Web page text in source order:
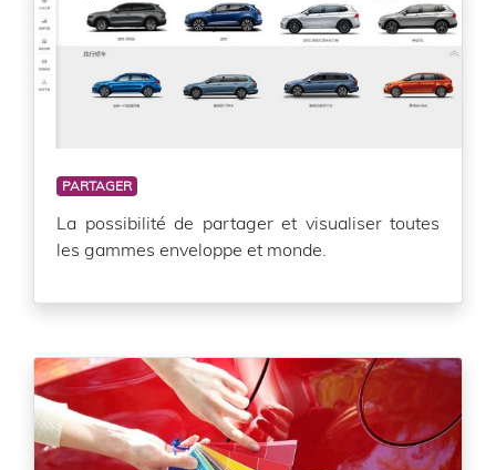
PARTAGER
La possibilité de partager et visualiser toutes
les gammes enveloppe et monde.